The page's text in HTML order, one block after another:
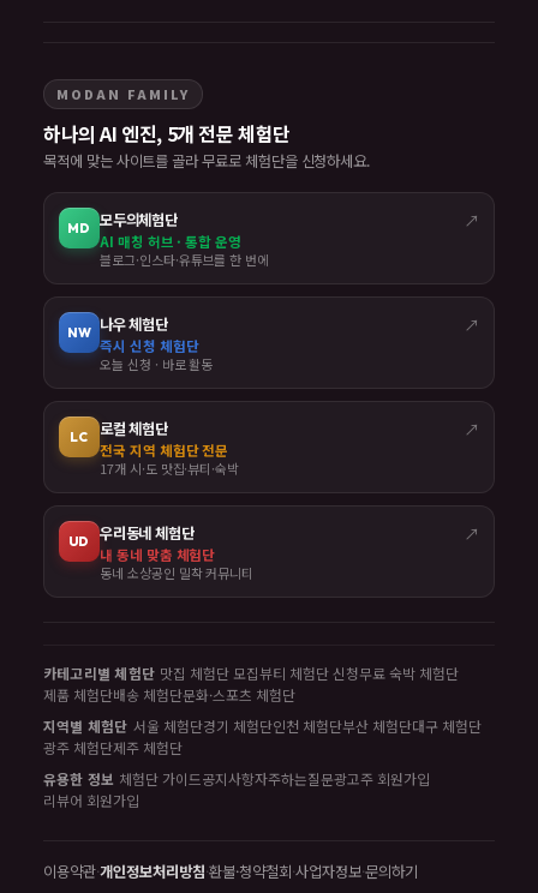
MODAN FAMILY
하나의 AI 엔진, 5개 전문 체험단
목적에 맞는 사이트를 골라 무료로 체험단을 신청하세요.
MD 모두의체험단 ↗
AI 매칭 허브 · 통합 운영
블로그·인스타·유튜브를 한 번에
NW 나우 체험단 ↗
즉시 신청 체험단
오늘 신청 · 바로 활동
LC 로컬 체험단 ↗
전국 지역 체험단 전문
17개 시·도 맛집·뷰티·숙박
UD 우리동네 체험단 ↗
내 동네 맞춤 체험단
동네 소상공인 밀착 커뮤니티
카테고리별 체험단 맛집 체험단 모집뷰티 체험단 신청무료 숙박 체험단
제품 체험단배송 체험단문화·스포츠 체험단
지역별 체험단 서울 체험단경기 체험단인천 체험단부산 체험단대구 체험단
광주 체험단제주 체험단
유용한 정보 체험단 가이드공지사항자주하는질문광고주 회원가입
리뷰어 회원가입
이용약관·개인정보처리방침·환불·청약철회·사업자정보·문의하기